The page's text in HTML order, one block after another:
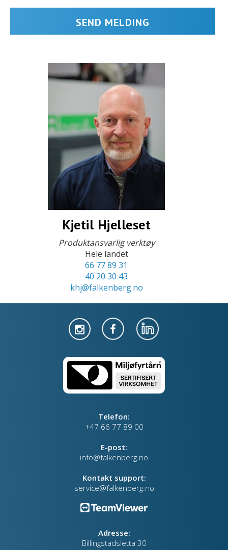
Kjetil Hjelleset
Produktansvarlig verktøy
Hele landet
66 77 89 31
40 20 30 43
khj@falkenberg.no
Telefon:
+47 66 77 89 00
E-post:
info@falkenberg.no
Kontakt support:
service@falkenberg.no
Adresse:
Billingstadsletta 30